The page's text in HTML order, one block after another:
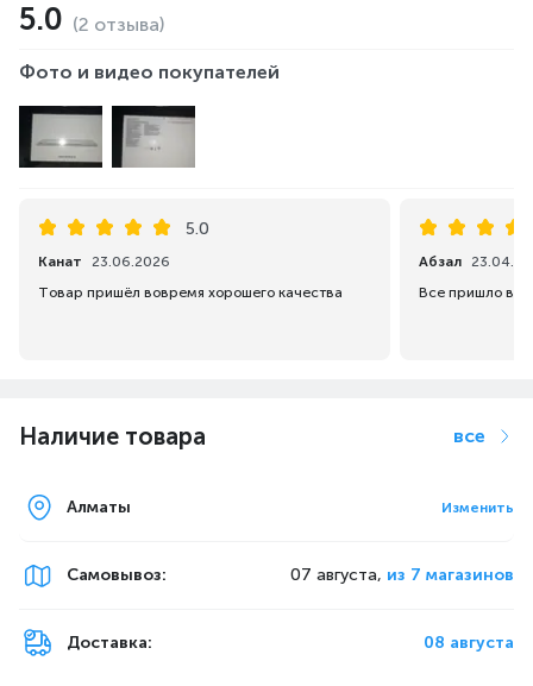
5.0 (2 отзыва)
Фото и видео покупателей
5.0
Канат
23.06.2026
Товар пришёл вовремя хорошего качества
Абзал
Все пришло в
Наличие товара все
Алматы Изменить
Самовывоз: 07 августа, из 7 магазинов
Доставка: 08 августа